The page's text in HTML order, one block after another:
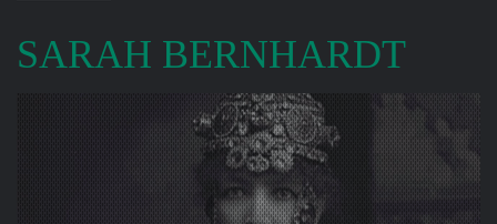
SARAH BERNHARDT